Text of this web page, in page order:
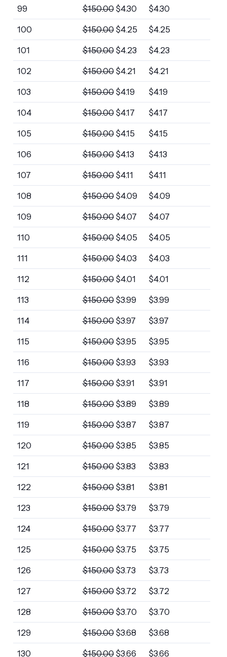
99 $150.00 $4.30 $4.30
100 $150.00 $4.25 $4.25
101 $150.00 $4.23 $4.23
102 $150.00 $4.21 $4.21
103 $150.00 $4.19 $4.19
104 $150.00 $4.17 $4.17
105 $150.00 $4.15 $4.15
106 $150.00 $4.13 $4.13
107 $150.00 $4.11 $4.11
108 $150.00 $4.09 $4.09
109 $150.00 $4.07 $4.07
110 $150.00 $4.05 $4.05
111 $150.00 $4.03 $4.03
112 $150.00 $4.01 $4.01
113 $150.00 $3.99 $3.99
114 $150.00 $3.97 $3.97
115 $150.00 $3.95 $3.95
116 $150.00 $3.93 $3.93
117 $150.00 $3.91 $3.91
118 $150.00 $3.89 $3.89
119 $150.00 $3.87 $3.87
120 $150.00 $3.85 $3.85
121 $150.00 $3.83 $3.83
122 $150.00 $3.81 $3.81
123 $150.00 $3.79 $3.79
124 $150.00 $3.77 $3.77
125 $150.00 $3.75 $3.75
126 $150.00 $3.73 $3.73
127 $150.00 $3.72 $3.72
128 $150.00 $3.70 $3.70
129 $150.00 $3.68 $3.68
130 $150.00 $3.66 $3.66